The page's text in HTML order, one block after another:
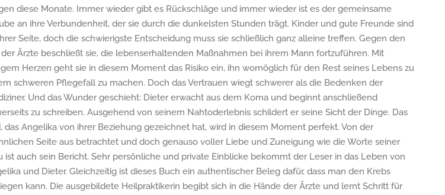
diese Monate. Immer wieder gibt es Rückschläge und immer wieder ist es der gemeinsame
an ihre Verbundenheit, der sie durch die dunkelsten Stunden trägt. Kinder und gute Freunde sind
Seite, doch die schwierigste Entscheidung muss sie schließlich ganz alleine treffen. Gegen den
der Ärzte beschließt sie, die lebenserhaltenden Maßnahmen bei ihrem Mann fortzuführen. Mit
Herzen geht sie in diesem Moment das Risiko ein, ihn womöglich für den Rest seines Lebens zu
schweren Pflegefall zu machen. Doch das Vertrauen wiegt schwerer als die Bedenken der
Und das Wunder geschieht: Dieter erwacht aus dem Koma und beginnt anschließend
zu schreiben. Ausgehend von seinem Nahtoderlebnis schildert er seine Sicht der Dinge. Das
das Angelika von ihrer Beziehung gezeichnet hat, wird in diesem Moment perfekt. Von der
Seite aus betrachtet und doch genauso voller Liebe und Zuneigung wie die Worte seiner
ist auch sein Bericht. Sehr persönliche und private Einblicke bekommt der Leser in das Leben von
und Dieter. Gleichzeitig ist dieses Buch ein authentischer Beleg dafür, dass man den Krebs
kann. Die ausgebildete Heilpraktikerin begibt sich in die Hände der Ärzte und lernt Schritt für